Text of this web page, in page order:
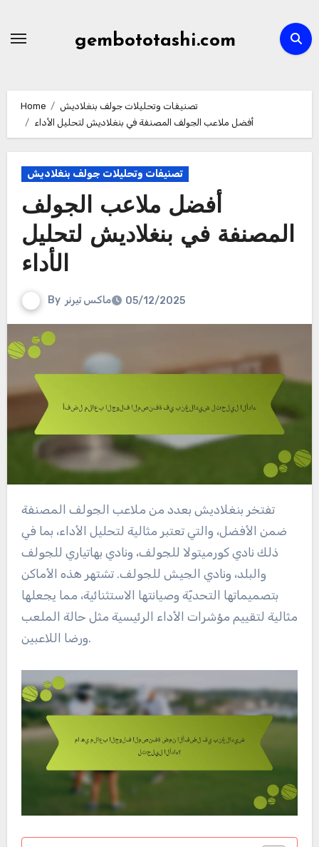
gembototashi.com
Home
تصنيفات وتحليلات جولف بنغلاديش
أفضل ملاعب الجولف المصنفة في بنغلاديش لتحليل الأداء
تصنيفات وتحليلات جولف بنغلاديش
أفضل ملاعب الجولف
المصنفة في بنغلاديش لتحليل
الأداء
By ماكس تيرنر 05/12/2025
تفتخر بنغلاديش بعدد من ملاعب الجولف المصنفة
ضمن الأفضل، والتي تعتبر مثالية لتحليل الأداء، بما في
ذلك نادي كورميتولا للجولف، ونادي بهاتياري للجولف
والبلد، ونادي الجيش للجولف. تشتهر هذه الأماكن
بتصميماتها التحديّة وصيانتها الاستثنائية، مما يجعلها
مثالية لتقييم مؤشرات الأداء الرئيسية مثل حالة الملعب
ورضا اللاعبين.